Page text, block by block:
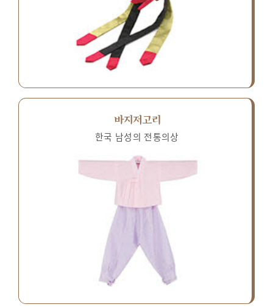
바지저고리
한국 남성의 전통의상